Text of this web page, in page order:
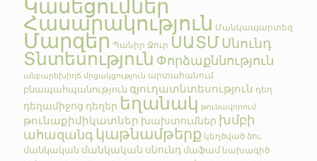
Կասեցումներ
Հասարակություն Մանկապարտեզ
Մարզեր Պանիր Ջուր ՍԱՏՄՍնունդ
Տնտեսություն Փորձաքննություն
անբարեխիղճ մրցակցություն արտահանում
բնապահպանություն գյուղատնտեսություն դեղ
դեղամիջոց դեղեր եղանակ թունավորում
թունաքիմիկատներ խախտումներ խմբի
ահազանգկաթնամթերք կեղծված ձու
մանկական մանկական սնունդ մաֆամ նախագիծ